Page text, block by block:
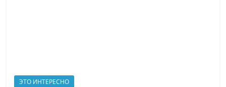
ЭТО ИНТЕРЕСНО